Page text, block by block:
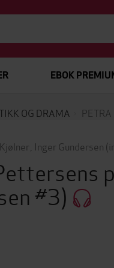
EBOK
OG DRAMA
Inger Gundersen
#3)